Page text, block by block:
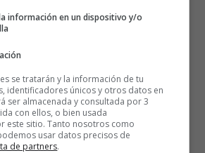
información en un dispositivo y/o
se tratarán y la información de tu
identificadores únicos y otros datos en
ser almacenada y consultada por 3
con ellos, o bien usada
este sitio. Tanto nosotros como
usar datos precisos de
de partners.